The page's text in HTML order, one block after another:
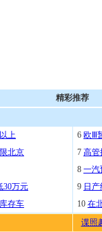
精彩推荐
上
北京
30万元
存车
6 欧Ⅲ
7 高管
8 一汽
9 日
10 在
谍照